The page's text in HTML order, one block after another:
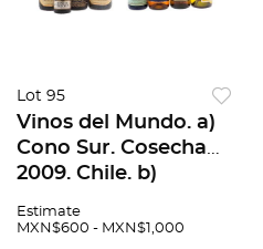
Lot 95
Vinos del Mundo. a)
Cono Sur. Cosecha
2009. Chile. b)
1997 c)
Estimate
MXN$600 - MXN$1,000